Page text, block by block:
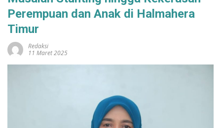
Perempuan dan Anak di Halmahera
Timur
Redaksi
11 Maret 2025